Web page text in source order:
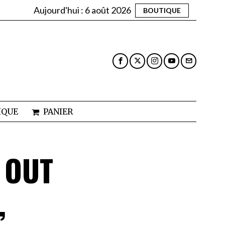
Aujourd'hui : 6 août 2026 BOUTIQUE
PANIER